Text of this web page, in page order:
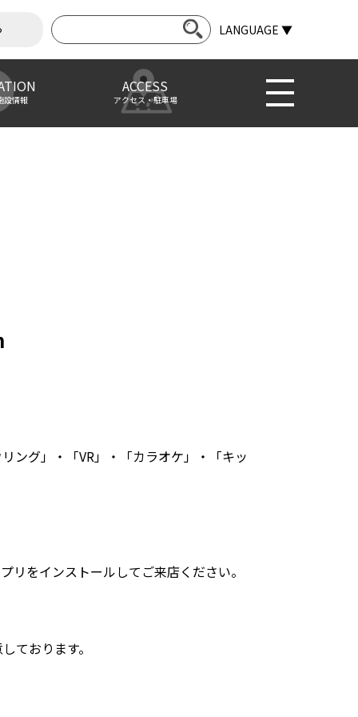
LANGUAGE ▼
設情報
ACCESS
アクセス・駐車場
ング」・「VR」・「カラオケ」・「キッ
をインストールしてご来店ください。
ております。